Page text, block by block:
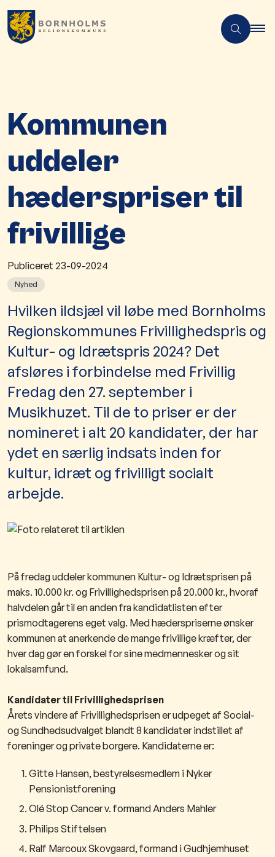
Kommunen
uddeler
hæderspriser til
frivillige
Publiceret 23-09-2024
Nyhed
​Hvilken ildsjæl vil løbe med Bornholms
Regionskommunes Frivillighedspris og
Kultur- og Idrætspris 2024? Det
afsløres i forbindelse med Frivillig
Fredag den 27. september i
Musikhuzet. Til de to priser er der
nomineret i alt 20 kandidater, der har
ydet en særlig indsats inden for
kultur, idræt og frivilligt socialt
arbejde.
På fredag uddeler kommunen Kultur- og Idrætsprisen på
maks. 10.000 kr. og Frivillighedsprisen på 20.000 kr., hvoraf
halvdelen går til en anden fra kandidatlisten efter
prismodtagerens eget valg. Med hæderspriserne ønsker
kommunen at anerkende de mange frivillige kræfter, der
hver dag gør en forskel for sine medmennesker og sit
lokalsamfund.
Kandidater til Frivillighedsprisen
Årets vindere af Frivillighedsprisen er udpeget af Social-
og Sundhedsudvalget blandt 8 kandidater indstillet af
foreninger og private borgere. Kandidaterne er:
Gitte Hansen, bestyrelsesmedlem i Nyker
Pensionistforening
Olé Stop Cancer v. formand Anders Mahler
Philips Stiftelsen
Ralf Marcoux Skovgaard, formand i Gudhjemhuset